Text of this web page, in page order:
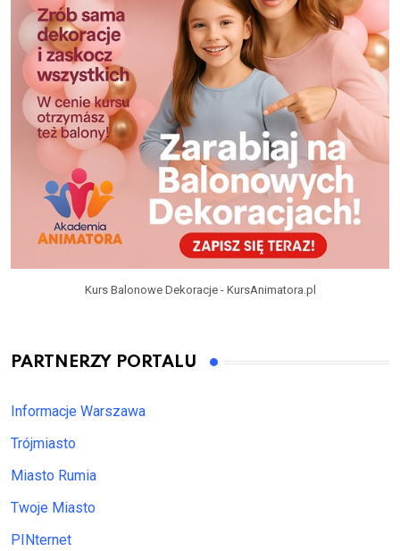
Kurs Balonowe Dekoracje - KursAnimatora.pl
PARTNERZY PORTALU
Informacje Warszawa
Trójmiasto
Miasto Rumia
Twoje Miasto
PINternet